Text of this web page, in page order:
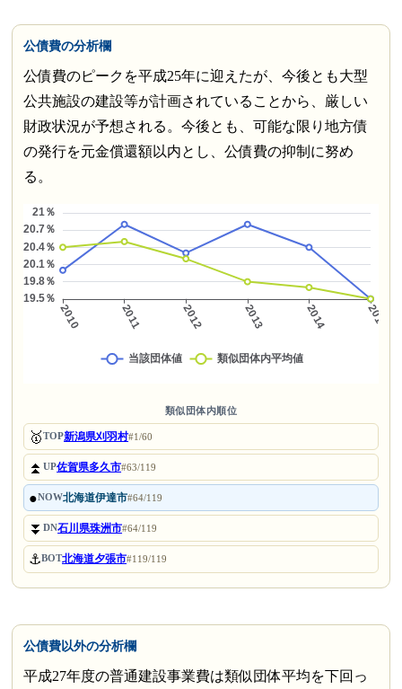
公債費の分析欄
公債費のピークを平成25年に迎えたが、今後とも大型
公共施設の建設等が計画されていることから、厳しい
財政状況が予想される。今後とも、可能な限り地方債
の発行を元金償還額以内とし、公債費の抑制に努め
る。
類似団体内順位
🥇TOP新潟県刈羽村#1/60
⏫UP佐賀県多久市#63/119
●NOW北海道伊達市#64/119
⏬DN石川県珠洲市#64/119
⚓BOT北海道夕張市#119/119
公債費以外の分析欄
平成27年度の普通建設事業費は類似団体平均を下回っ